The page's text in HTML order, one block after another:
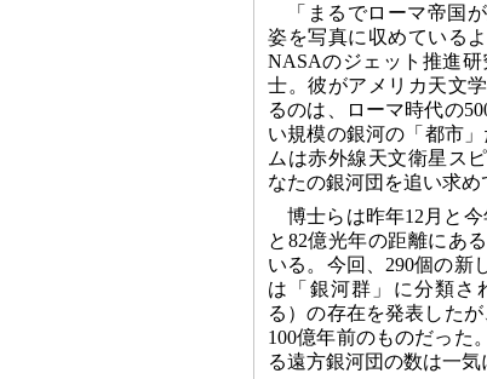
「まるでローマ帝国
姿を写真に収めている
NASAのジェット推進研
士。彼がアメリカ天文
るのは、ローマ時代の
い規模の銀河の「都市
ムは赤外線天文衛星ス
なたの銀河団を追い求め
博士らは昨年12月と
と82億光年の距離にあ
いる。今回、290個の新
は「銀河群」に分類さ
る）の存在を発表した
100億年前のものだった
る遠方銀河団の数は一気